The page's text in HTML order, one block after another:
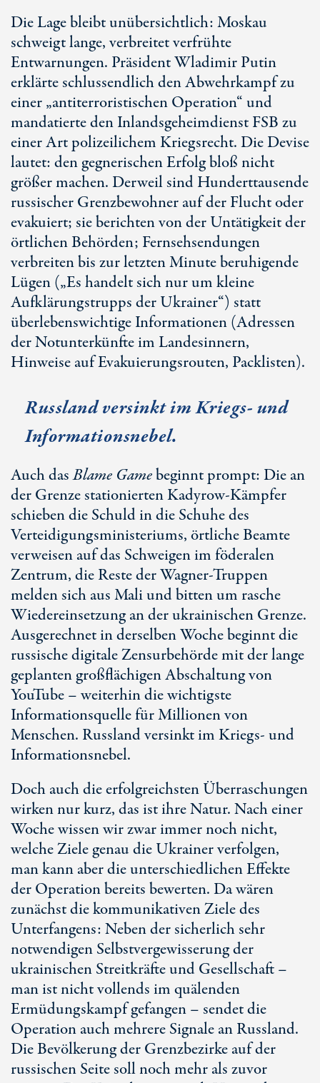
Die Lage bleibt unübersichtlich: Moskau
schweigt lange, verbreitet verfrühte
Entwarnungen. Präsident Wladimir Putin
erklärte schlussendlich den Abwehrkampf zu
einer „antiterroristischen Operation“ und
mandatierte den Inlandsgeheimdienst FSB zu
einer Art polizeilichem Kriegsrecht. Die Devise
lautet: den gegnerischen Erfolg bloß nicht
größer machen. Derweil sind Hunderttausende
russischer Grenzbewohner auf der Flucht oder
evakuiert; sie berichten von der Untätigkeit der
örtlichen Behörden; Fernsehsendungen
verbreiten bis zur letzten Minute beruhigende
Lügen („Es handelt sich nur um kleine
Aufklärungstrupps der Ukrainer“) statt
überlebenswichtige Informationen (Adressen
der Notunterkünfte im Landesinnern,
Hinweise auf Evakuierungsrouten, Packlisten).
Russland versinkt im Kriegs- und
Informationsnebel.
Auch dasBlame Gamebeginnt prompt: Die an
der Grenze stationierten Kadyrow-Kämpfer
schieben die Schuld in die Schuhe des
Verteidigungsministeriums, örtliche Beamte
verweisen auf das Schweigen im föderalen
Zentrum, die Reste der Wagner-Truppen
melden sich aus Mali und bitten um rasche
Wiedereinsetzung an der ukrainischen Grenze.
Ausgerechnet in derselben Woche beginnt die
russische digitale Zensurbehörde mit der lange
geplanten großflächigen Abschaltung von
YouTube – weiterhin die wichtigste
Informationsquelle für Millionen von
Menschen. Russland versinkt im Kriegs- und
Informationsnebel.
Doch auch die erfolgreichsten Überraschungen
wirken nur kurz, das ist ihre Natur. Nach einer
Woche wissen wir zwar immer noch nicht,
welche Ziele genau die Ukrainer verfolgen,
man kann aber die unterschiedlichen Effekte
der Operation bereits bewerten. Da wären
zunächst die kommunikativen Ziele des
Unterfangens: Neben der sicherlich sehr
notwendigen Selbstvergewisserung der
ukrainischen Streitkräfte und Gesellschaft –
man ist nicht vollends im quälenden
Ermüdungskampf gefangen – sendet die
Operation auch mehrere Signale an Russland.
Die Bevölkerung der Grenzbezirke auf der
russischen Seite soll noch mehr als zuvor